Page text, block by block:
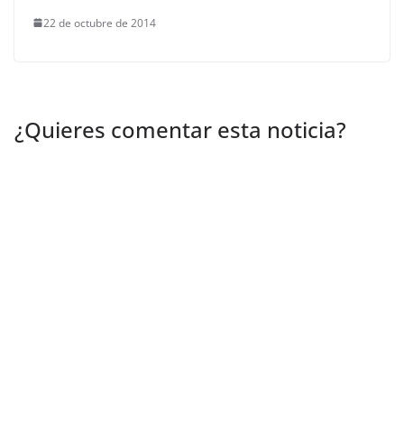
22 de octubre de 2014
¿Quieres comentar esta noticia?